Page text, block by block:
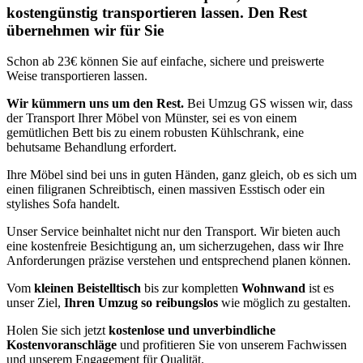
kostengünstig transportieren lassen. Den Rest
übernehmen wir für Sie
Schon ab 23€ können Sie auf einfache, sichere und preiswerte
Weise transportieren lassen.
Wir kümmern uns um den Rest. Bei Umzug GS wissen wir, dass
der Transport Ihrer Möbel von Münster, sei es von einem
gemütlichen Bett bis zu einem robusten Kühlschrank, eine
behutsame Behandlung erfordert.
Ihre Möbel sind bei uns in guten Händen, ganz gleich, ob es sich um
einen filigranen Schreibtisch, einen massiven Esstisch oder ein
stylishes Sofa handelt.
Unser Service beinhaltet nicht nur den Transport. Wir bieten auch
eine kostenfreie Besichtigung an, um sicherzugehen, dass wir Ihre
Anforderungen präzise verstehen und entsprechend planen können.
Vom kleinen Beistelltisch bis zur kompletten Wohnwand ist es
unser Ziel, Ihren Umzug so reibungslos wie möglich zu gestalten.
Holen Sie sich jetzt kostenlose und unverbindliche
Kostenvoranschläge und profitieren Sie von unserem Fachwissen
und unserem Engagement für Qualität.